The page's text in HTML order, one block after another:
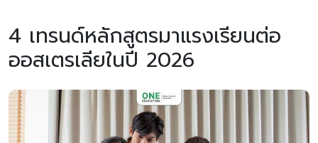
4 เทรนด์หลักสูตรมาแรงเรียนต่อ
ออสเตรเลียในปี 2026